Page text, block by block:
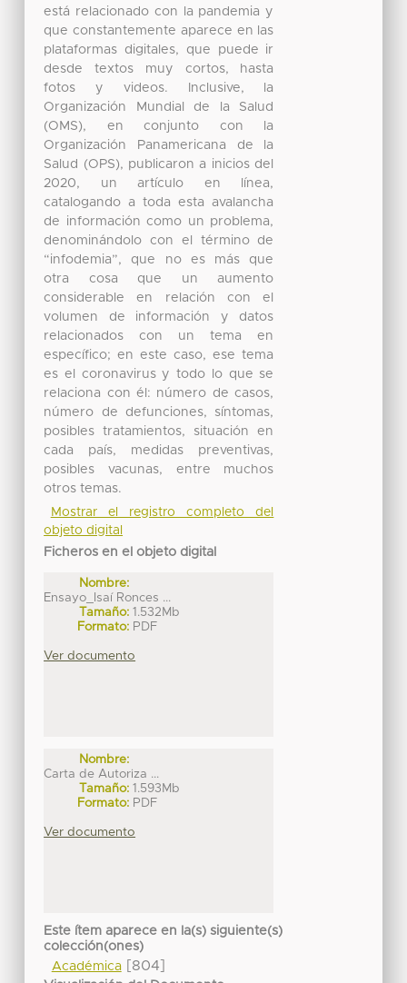
está relacionado con la pandemia y
que constantemente aparece en las
plataformas digitales, que puede ir
desde textos muy cortos, hasta
fotos y videos. Inclusive, la
Organización Mundial de la Salud
(OMS), en conjunto con la
Organización Panamericana de la
Salud (OPS), publicaron a inicios del
2020, un artículo en línea,
catalogando a toda esta avalancha
de información como un problema,
denominándolo con el término de
“infodemia”, que no es más que
otra cosa que un aumento
considerable en relación con el
volumen de información y datos
relacionados con un tema en
específico; en este caso, ese tema
es el coronavirus y todo lo que se
relaciona con él: número de casos,
número de defunciones, síntomas,
posibles tratamientos, situación en
cada país, medidas preventivas,
posibles vacunas, entre muchos
otros temas.
Mostrar el registro completo del
objeto digital
Ficheros en el objeto digital
Nombre:
Ensayo_Isaí Ronces ...
Tamaño: 1.532Mb
Formato: PDF
Ver documento
Nombre:
Carta de Autoriza ...
Tamaño: 1.593Mb
Formato: PDF
Ver documento
Este ítem aparece en la(s) siguiente(s)
colección(ones)
Académica[804]